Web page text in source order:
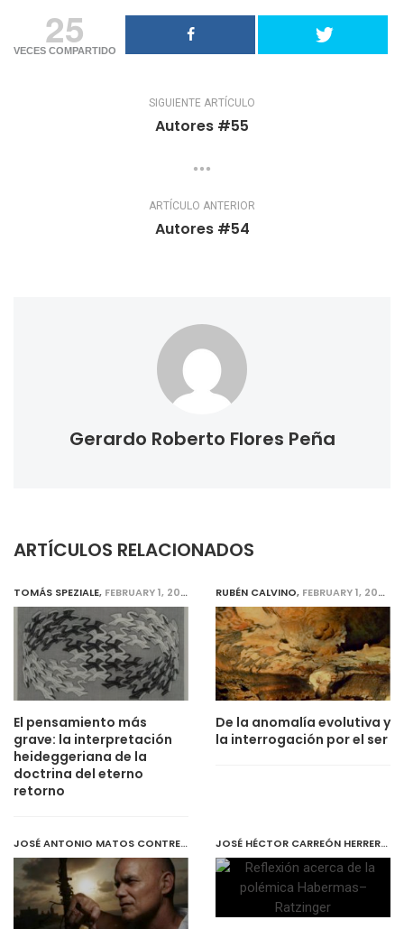
25
VECES COMPARTIDO
SIGUIENTE ARTÍCULO
Autores #55
ARTÍCULO ANTERIOR
Autores #54
Gerardo Roberto Flores Peña
ARTÍCULOS RELACIONADOS
TOMÁS SPEZIALE, FEBRUARY 1, 2020
El pensamiento más
grave: la interpretación
heideggeriana de la
doctrina del eterno
retorno
RUBÉN CALVINO, FEBRUARY 1, 2020
De la anomalía evolutiva y
la interrogación por el ser
JOSÉ ANTONIO MATOS CONTRERAS FEBRUARY 1, 2020 JOSÉ HÉCTOR CARREÓN HERRERA Y MANUEL JORGE CARREÓN PEREA